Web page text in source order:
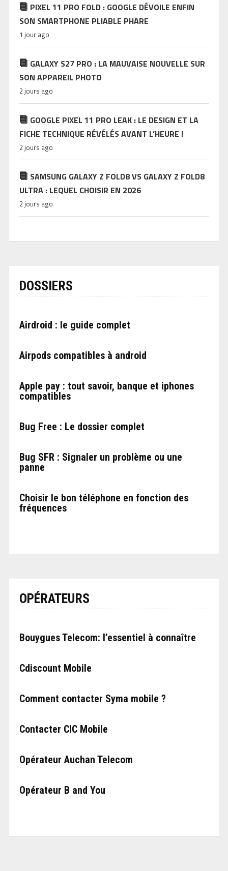
PIXEL 11 PRO FOLD : GOOGLE DÉVOILE ENFIN
SON SMARTPHONE PLIABLE PHARE
1 jour ago
GALAXY S27 PRO : LA MAUVAISE NOUVELLE SUR
SON APPAREIL PHOTO
2 jours ago
GOOGLE PIXEL 11 PRO LEAK : LE DESIGN ET LA
FICHE TECHNIQUE RÉVÉLÉS AVANT L’HEURE !
2 jours ago
SAMSUNG GALAXY Z FOLD8 VS GALAXY Z FOLD8
ULTRA : LEQUEL CHOISIR EN 2026
2 jours ago
DOSSIERS
Airdroid : le guide complet
Airpods compatibles à android
Apple pay : tout savoir, banque et iphones
compatibles
Bug Free : Le dossier complet
Bug SFR : Signaler un problème ou une
panne
Choisir le bon téléphone en fonction des
fréquences
OPÉRATEURS
Bouygues Telecom: l’essentiel à connaître
Cdiscount Mobile
Comment contacter Syma mobile ?
Contacter CIC Mobile
Opérateur Auchan Telecom
Opérateur B and You